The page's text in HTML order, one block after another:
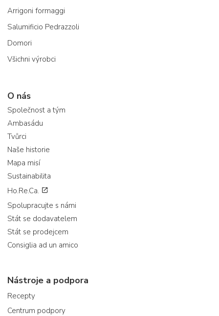
Arrigoni formaggi
Salumificio Pedrazzoli
Domori
Všichni výrobci
O nás
Společnost a tým
Ambasádu
Tvůrci
Naše historie
Mapa misí
Sustainabilita
Ho.Re.Ca.
Spolupracujte s námi
Stát se dodavatelem
Stát se prodejcem
Consiglia ad un amico
Nástroje a podpora
Recepty
Centrum podpory